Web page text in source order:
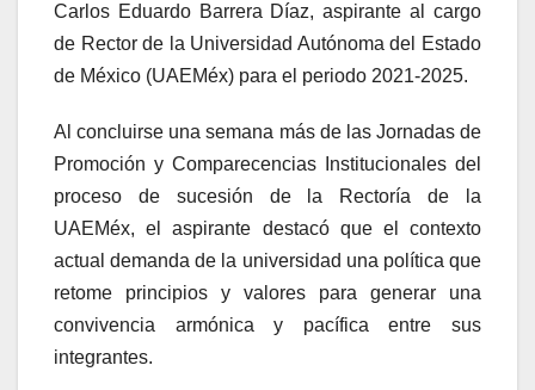
Carlos Eduardo Barrera Díaz, aspirante al cargo
de Rector de la Universidad Autónoma del Estado
de México (UAEMéx) para el periodo 2021-2025.
Al concluirse una semana más de las Jornadas de
Promoción y Comparecencias Institucionales del
proceso de sucesión de la Rectoría de la
UAEMéx, el aspirante destacó que el contexto
actual demanda de la universidad una política que
retome principios y valores para generar una
convivencia armónica y pacífica entre sus
integrantes.